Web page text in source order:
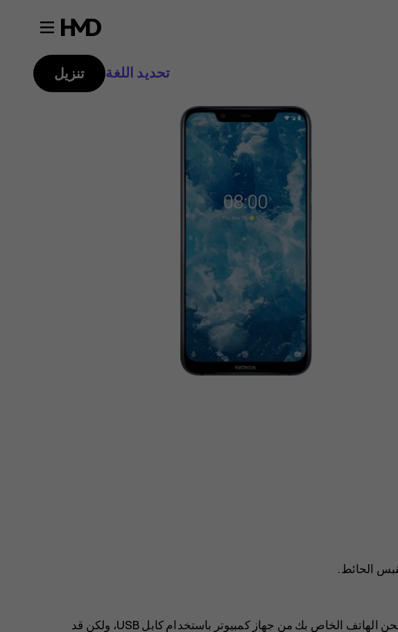
تحديد اللغة تنزيل
الحائط.
يدعم هاتفك كبل USB-C. يمكنك أيضًا شحن الهاتف الخاص بك من جهاز كمبيوتر باستخدام كابل ‪USB‬، ولكن قد